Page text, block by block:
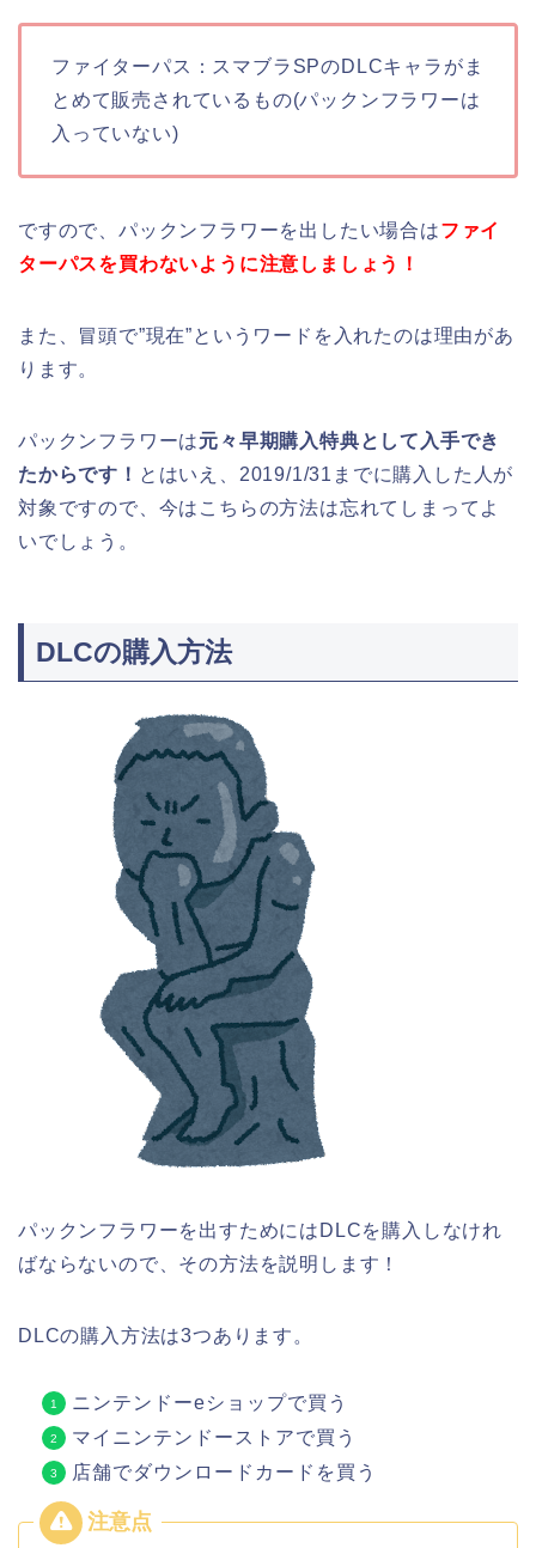
ファイターパス：スマブラSPのDLCキャラがま
とめて販売されているもの(パックンフラワーは
入っていない)
ですので、パックンフラワーを出したい場合はファイ
ターパスを買わないように注意しましょう！
また、冒頭で”現在”というワードを入れたのは理由があ
ります。
パックンフラワーは元々早期購入特典として入手でき
たからです！ とはいえ、2019/1/31までに購入した人が
対象ですので、今はこちらの方法は忘れてしまってよ
いでしょう。
DLCの購入方法
パックンフラワーを出すためにはDLCを購入しなけれ
ばならないので、その方法を説明します！
DLCの購入方法は3つあります。
ニンテンドーeショップで買う
マイニンテンドーストアで買う
店舗でダウンロードカードを買う